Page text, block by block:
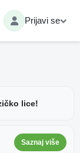
Prijavi se
lice!
Saznaj više